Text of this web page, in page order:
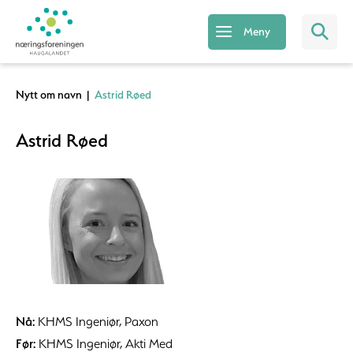
Meny
Nytt om navn | Astrid Røed
Astrid Røed
Nå: KHMS Ingeniør, Paxon
Før: KHMS Ingeniør, Akti Med